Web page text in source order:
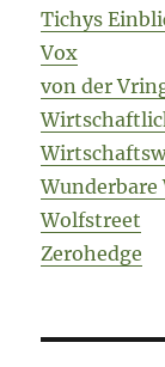
Tichys
Vox
von der
Wolfstreet
Zerohedge